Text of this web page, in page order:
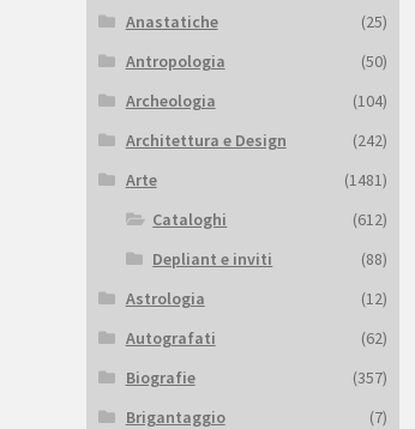
Anastatiche
(25)
Antropologia
(50)
Archeologia
(104)
Architettura e Design
(242)
Arte
(1481)
Cataloghi
(612)
Depliant e inviti
(88)
Astrologia
(12)
Autografati
(62)
Biografie
(357)
Brigantaggio
(7)